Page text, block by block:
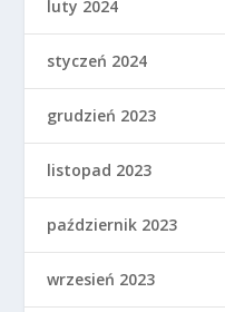
luty 2024
styczeń 2024
grudzień 2023
listopad 2023
październik 2023
wrzesień 2023